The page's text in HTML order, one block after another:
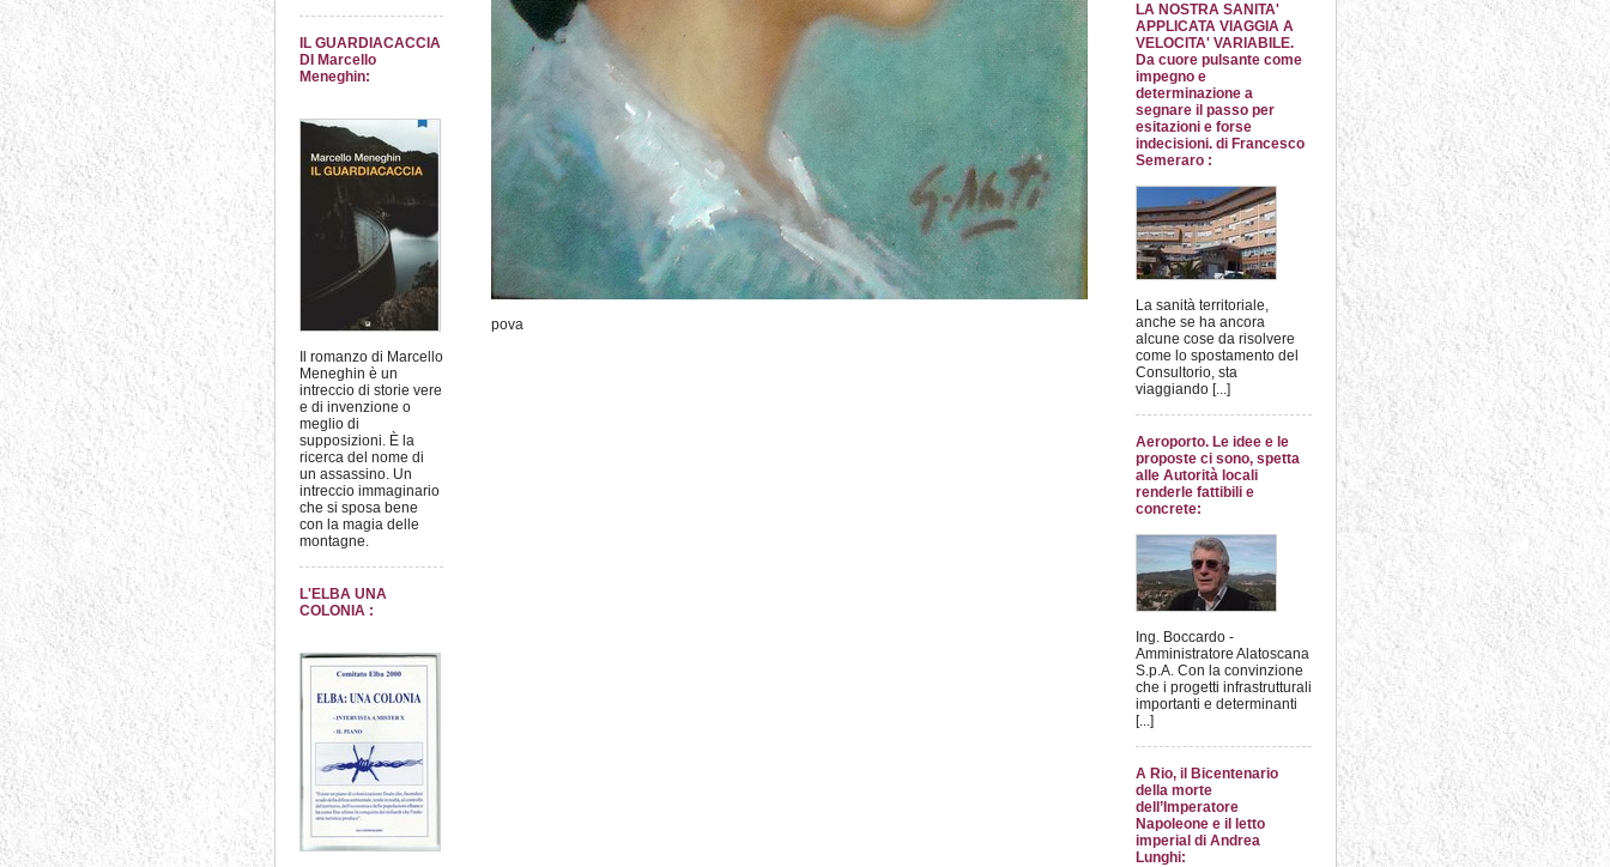
IL GUARDIACACCIA
DI Marcello
Meneghin:
Il romanzo di Marcello
Meneghin è un
intreccio di storie vere
e di invenzione o
meglio di
supposizioni. È la
ricerca del nome di
un assassino. Un
intreccio immaginario
che si sposa bene
con la magia delle
montagne.
L'ELBA UNA
COLONIA :
pova
LA NOSTRA SANITA'
APPLICATA VIAGGIA A
VELOCITA' VARIABILE.
Da cuore pulsante come
impegno e
determinazione a
segnare il passo per
esitazioni e forse
indecisioni. di Francesco
Semeraro :
La sanità territoriale,
anche se ha ancora
alcune cose da risolvere
come lo spostamento del
Consultorio, sta
viaggiando [...]
Aeroporto. Le idee e le
proposte ci sono, spetta
alle Autorità locali
renderle fattibili e
concrete:
Ing. Boccardo -
Amministratore Alatoscana
S.p.A. Con la convinzione
che i progetti infrastrutturali
importanti e determinanti
[...]
A Rio, il Bicentenario
della morte
dell’Imperatore
Napoleone e il letto
imperial di Andrea
Lunghi: